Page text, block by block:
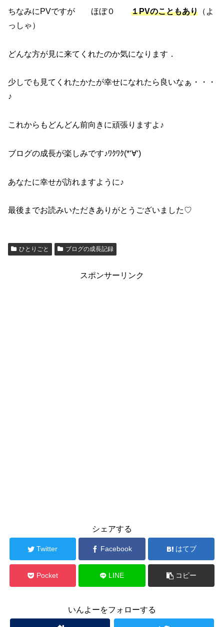
ちなみにPVですが ほぼ０ １PVのこともあり （よ
っしゃ）
どんな方が見に来てくれたのか気になります．
少しでも見てくれたかたが幸せになれたら良いなぁ・・・
♪
これからもどんどん前向きに頑張りますよ♪
ブログの成長が楽しみです♪ﾜｸﾜｸ(*‘∀‘)
あなたに幸せが訪れますように♪
最後までお読みいただきありがとうございました♡
ひとりごと ブログの成長記録
スポンサーリンク
シェアする
Twitter Facebook はてブ
Pocket LINE コピー
いんよーをフォローする